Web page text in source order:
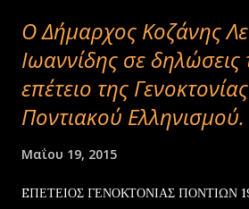
Ο Δήμαρχος Κοζάνης
Ιωαννίδης σε δηλώσεις
επέτειο της
Ποντιακού
Μαΐου 19, 2015
EΠΕΤΕΙΟΣ ΓΕΝΟΚΤΟΝΙΑΣ ΠΟΝΤΙΩΝ